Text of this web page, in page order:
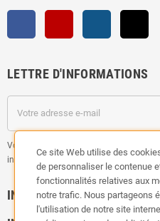
Facebook YouTube Instagram
LETTRE D'INFORMATIONS
Vous pouvez vous désinscrire à tout
informations de contact dans les
INFORMATION
Ce site Web utilise des
de personnaliser le contenue
fonctionnalités relatives aux
notre trafic. Nous partageons
l'utilisation de notre site